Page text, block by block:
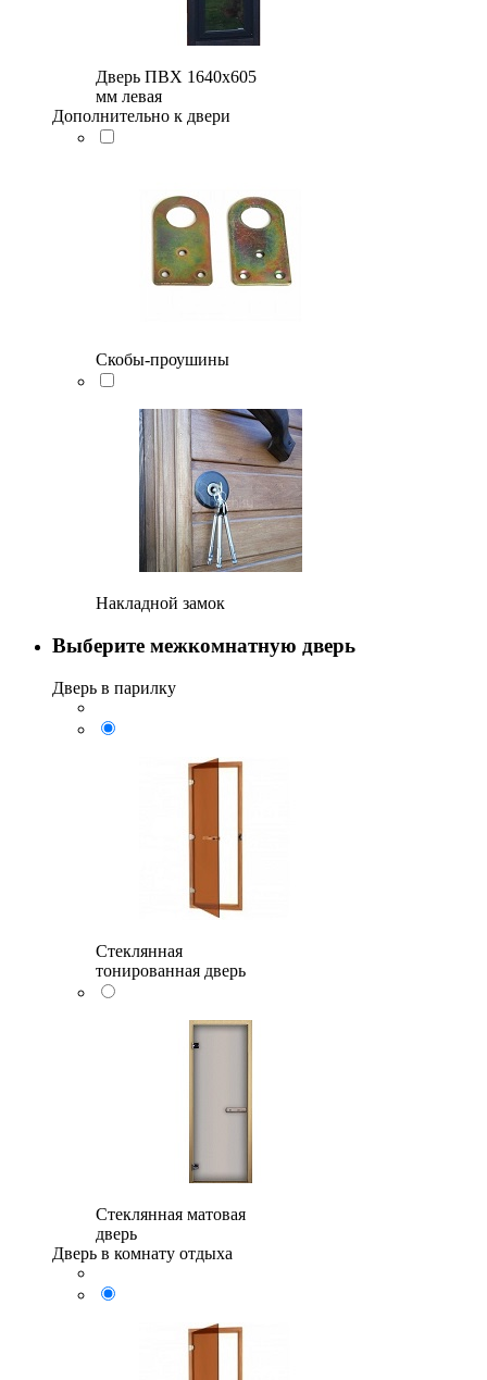
Дверь ПВХ 1640x605
мм левая
Дополнительно к двери
Скобы-проушины
Накладной замок
Выберите межкомнатную дверь
Дверь в парилку
Стеклянная
тонированная дверь
Стеклянная матовая
дверь
Дверь в комнату отдыха